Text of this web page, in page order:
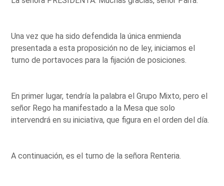
Una vez que ha sido defendida la única enmienda
presentada a esta proposición no de ley, iniciamos el
turno de portavoces para la fijación de posiciones.
En primer lugar, tendría la palabra el Grupo Mixto, pero el
señor Rego ha manifestado a la Mesa que solo
intervendrá en su iniciativa, que figura en el orden del día.
A continuación, es el turno de la señora Renteria.